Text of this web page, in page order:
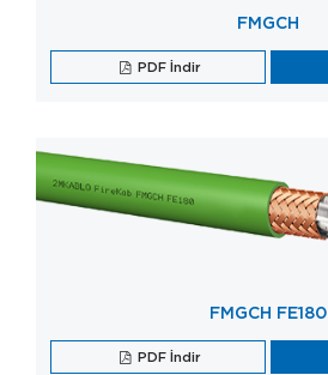
FMGCH
PDF İndir
FMGCH FE180
PDF İndir